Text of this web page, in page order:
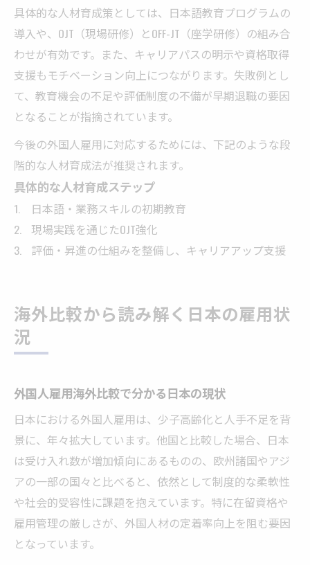
具体的な人材育成策としては、日本語教育プログラムの
導入や、OJT（現場研修）とOFF-JT（座学研修）の組み合
わせが有効です。また、キャリアパスの明示や資格取得
支援もモチベーション向上につながります。失敗例とし
て、教育機会の不足や評価制度の不備が早期退職の要因
となることが指摘されています。
今後の外国人雇用に対応するためには、下記のような段
階的な人材育成法が推奨されます。
具体的な人材育成ステップ
日本語・業務スキルの初期教育
現場実践を通じたOJT強化
評価・昇進の仕組みを整備し、キャリアアップ支援
海外比較から読み解く日本の雇用状
況
外国人雇用海外比較で分かる日本の現状
日本における外国人雇用は、少子高齢化と人手不足を背
景に、年々拡大しています。他国と比較した場合、日本
は受け入れ数が増加傾向にあるものの、欧州諸国やアジ
アの一部の国々と比べると、依然として制度的な柔軟性
や社会的受容性に課題を抱えています。特に在留資格や
雇用管理の厳しさが、外国人材の定着率向上を阻む要因
となっています。